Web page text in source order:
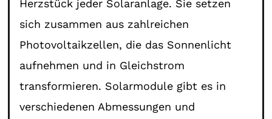
Herzstück jeder Solaranlage. Sie setzen
sich zusammen aus zahlreichen
Photovoltaikzellen, die das Sonnenlicht
aufnehmen und in Gleichstrom
transformieren. Solarmodule gibt es in
verschiedenen Abmessungen und